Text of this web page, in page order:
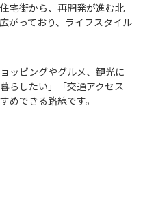
宅街から、再開発が進む北
がっており、ライフスタイル
ッピングやグルメ、観光に
らしたい」「交通アクセス
めできる路線です。